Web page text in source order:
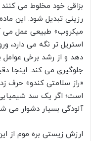
بزاقی خود مخلوط می کنند
رزینی تبدیل شود. این
میکروب» طبیعی عمل می
استریل تر نگه می دارد،
دهد و از رشد برخی
جلوگیری می کند. اینجا
«راز سلامتی کندو» حرف
است؛ اگر یک سد
آلودگی بسیار دشوار می
ارزش زیستی بره موم از